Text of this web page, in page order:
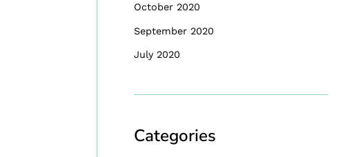
October 2020
September 2020
July 2020
Categories